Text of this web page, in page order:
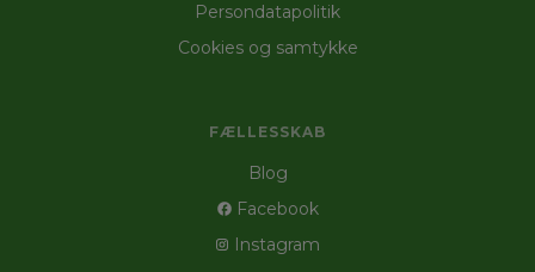
Persondatapolitik
Cookies og samtykke
FÆLLESSKAB
Blog
Facebook
Instagram